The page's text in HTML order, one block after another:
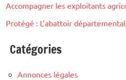
Accompagner les exploitants
Protégé : L’abattoir
Catégories
Annonces légales